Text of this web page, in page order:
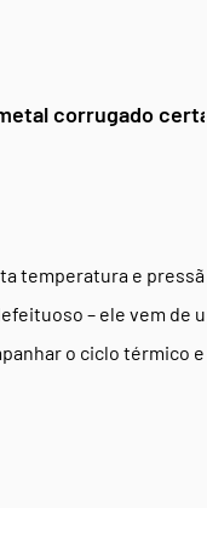
certa
e pressão
– ele vem de uma
ciclo térmico e a